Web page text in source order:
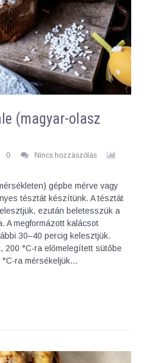
(magyar-olasz
0
Nincs hozzászólás
gépbe mérve vagy
tésztát készítünk. A tésztát
ezután beletesszük a
A megformázott kalácsot
30–40 percig kelesztjük.
200 °C-ra előmelegített sütőbe
ra mérsékeljük…